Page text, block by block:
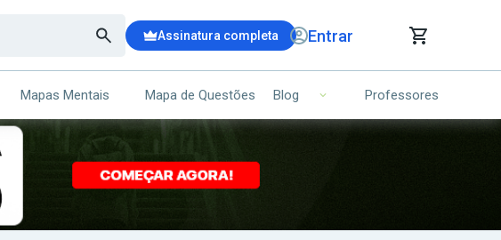
Assinatura completa Entrar
CARRINHO DE COMPRAS
ITENS (00)
Ops!
Seu carrinho ainda está vazio.
Mapas Mentais Mapa de Questões Blog Professores